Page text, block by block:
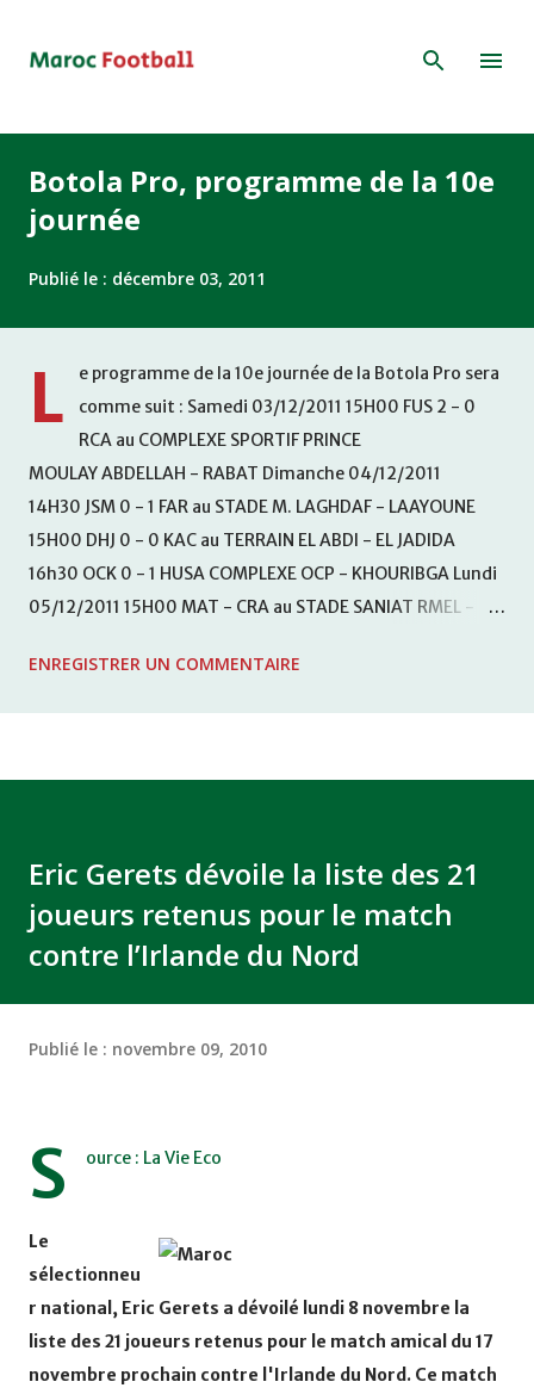
Botola Pro, programme de la 10e
journée
Publié le : décembre 03, 2011
L
e programme de la 10e journée de la Botola Pro sera
comme suit : Samedi 03/12/2011 15H00 FUS 2 - 0
RCA au COMPLEXE SPORTIF PRINCE
MOULAY ABDELLAH - RABAT Dimanche 04/12/2011
14H30 JSM 0 - 1 FAR au STADE M. LAGHDAF - LAAYOUNE
15H00 DHJ 0 - 0 KAC au TERRAIN EL ABDI - EL JADIDA
16h30 OCK 0 - 1 HUSA COMPLEXE OCP - KHOURIBGA Lundi
05/12/2011 15H00 MAT - CRA au STADE SANIAT RMEL -
KHEMISET Mardi 06/12/2011 15H00 WAF - OCS au
ENREGISTRER UN COMMENTAIRE
Eric Gerets dévoile la liste des 21
joueurs retenus pour le match
contre l’Irlande du Nord
Publié le : novembre 09, 2010
S ource : La Vie Eco
Le
sélectionneu
r national, Eric Gerets a dévoilé lundi 8 novembre la
liste des 21 joueurs retenus pour le match amical du 17
novembre prochain contre l'Irlande du Nord. Ce match